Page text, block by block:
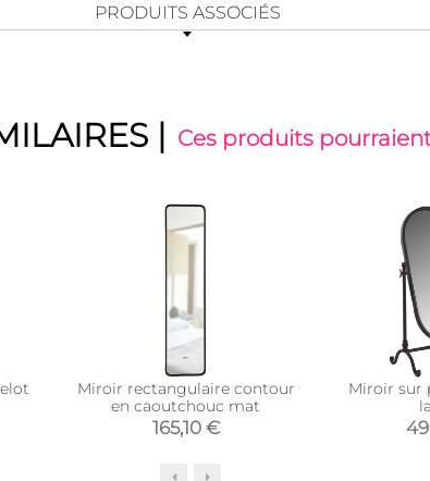
PRODUITS ASSOCIÉS
| Ces produits
Miroir rectangulaire contour
en caoutchouc mat
165,10 €
Miroir sur